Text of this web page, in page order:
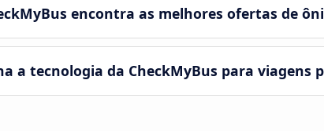
encontra as melhores ofertas de
a tecnologia da CheckMyBus para viagens